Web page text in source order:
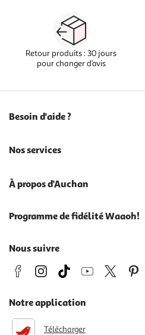
Retour produits : 30 jours
pour changer d’avis
Besoin d'aide ?
Nos services
À propos d'Auchan
Programme de fidélité Waaoh!
Nous suivre
Notre application
Télécharger